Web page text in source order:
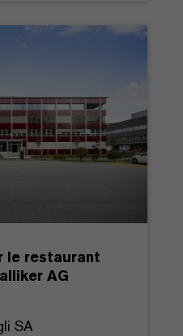
le restaurant
AG
SA